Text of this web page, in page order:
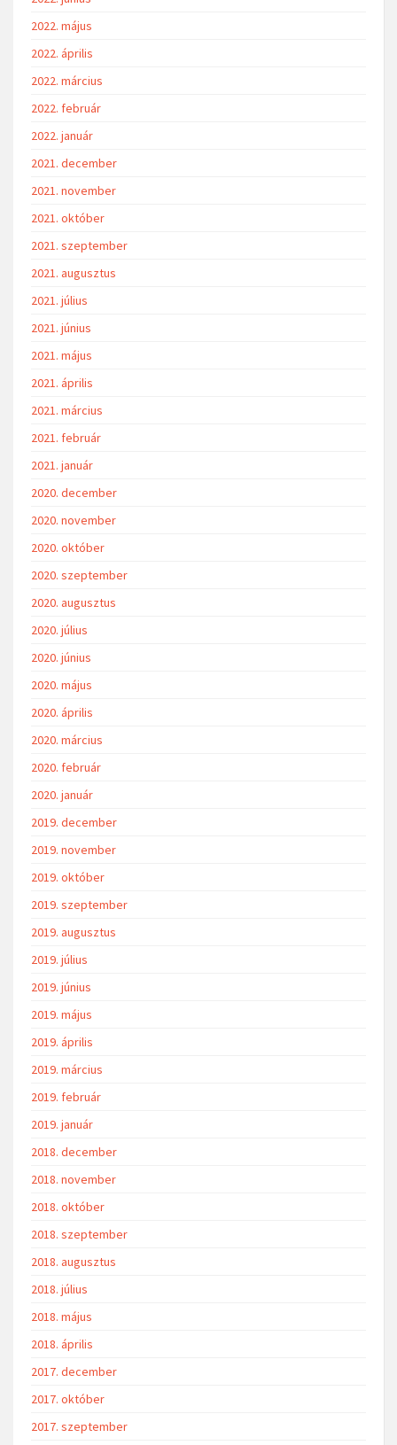
2022. május
2022. április
2022. március
2022. február
2022. január
2021. december
2021. november
2021. október
2021. szeptember
2021. augusztus
2021. július
2021. június
2021. május
2021. április
2021. március
2021. február
2021. január
2020. december
2020. november
2020. október
2020. szeptember
2020. augusztus
2020. július
2020. június
2020. május
2020. április
2020. március
2020. február
2020. január
2019. december
2019. november
2019. október
2019. szeptember
2019. augusztus
2019. július
2019. június
2019. május
2019. április
2019. március
2019. február
2019. január
2018. december
2018. november
2018. október
2018. szeptember
2018. augusztus
2018. július
2018. május
2018. április
2017. december
2017. október
2017. szeptember